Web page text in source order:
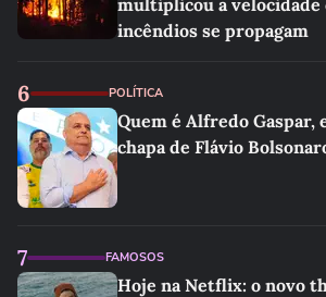
multiplicou a velocidade
incêndios se propagam
6 POLÍTICA
Quem é Alfredo Gaspar,
chapa de Flávio
7 FAMOSOS
Hoje na Netflix: o novo